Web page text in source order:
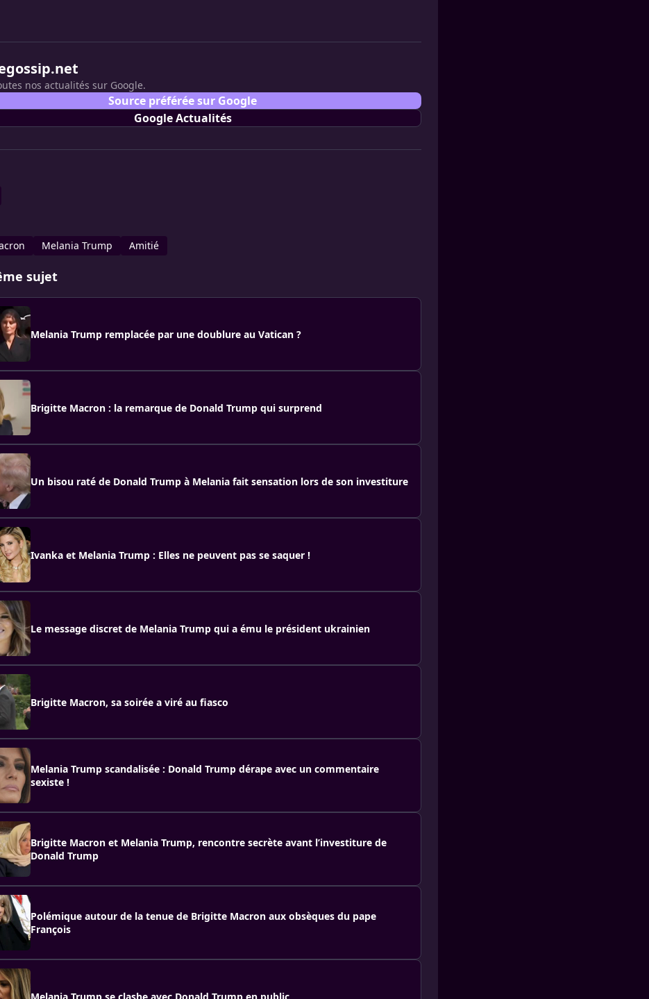
nos actualités sur Google.
Source préférée sur Google
Google Actualités
Melania Trump Amitié
sujet
Melania Trump remplacée par une doublure au Vatican ?
Brigitte Macron : la remarque de Donald Trump qui surprend
Un bisou raté de Donald Trump à Melania fait sensation lors de son investiture
Ivanka et Melania Trump : Elles ne peuvent pas se saquer !
Le message discret de Melania Trump qui a ému le président ukrainien
Brigitte Macron, sa soirée a viré au fiasco
Melania Trump scandalisée : Donald Trump dérape avec un commentaire
sexiste !
Brigitte Macron et Melania Trump, rencontre secrète avant l’investiture de
Donald Trump
Polémique autour de la tenue de Brigitte Macron aux obsèques du pape
François
Melania Trump se clashe avec Donald Trump en public